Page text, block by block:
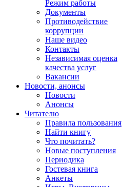
Режим работы
Документы
Противодействие
коррупции
Наше видео
Контакты
Независимая оценка
качества услуг
Вакансии
Новости, анонсы
Новости
Анонсы
Читателю
Правила пользования
Найти книгу
Что почитать?
Новые поступления
Периодика
Гостевая книга
Анкеты